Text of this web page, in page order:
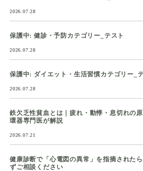
2026.07.28
保護中: 健診・予防カテゴリー_テスト
2026.07.28
保護中: ダイエット・生活習慣カテゴリー_
2026.07.28
鉄欠乏性貧血とは｜疲れ・動悸・息切れの
環器専門医が解説
2026.07.21
健康診断で「心電図の異常」を指摘された
ずご相談ください